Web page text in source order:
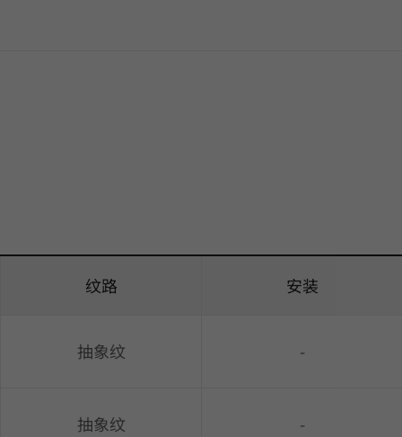
纹路 安装
抽象纹 -
抽象纹 -